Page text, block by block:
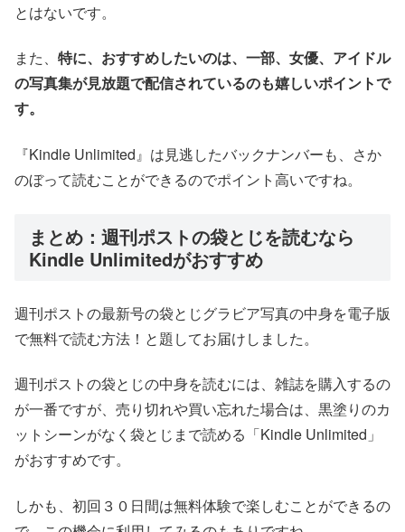
とはないです。
また、 特に、おすすめしたいのは、一部、女優、アイドル
の写真集が見放題で配信されているのも嬉しいポイントで
す。
『Kindle Unlimited』は見逃したバックナンバーも、さか
のぼって読むことができるのでポイント高いですね。
まとめ：週刊ポストの袋とじを読むなら
Kindle Unlimitedがおすすめ
週刊ポストの最新号の袋とじグラビア写真の中身を電子版
で無料で読む方法！と題してお届けしました。
週刊ポストの袋とじの中身を読むには、雑誌を購入するの
が一番ですが、売り切れや買い忘れた場合は、黒塗りのカ
ットシーンがなく袋とじまで読める「Kindle Unlimited」
がおすすめです。
しかも、初回３０日間は無料体験で楽しむことができるの